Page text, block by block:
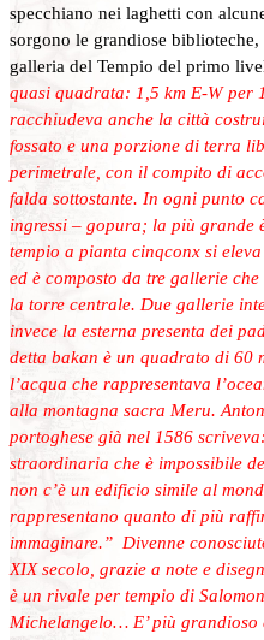
specchiano nei laghetti con
sorgono le grandiose
galleria del Tempio del primo
quasi quadrata: 1,5 km E-W per
racchiudeva anche la città
fossato e una porzione di terra
perimetrale, con il compito di
falda sottostante. In ogni punto
ingressi – gopura; la più grande
tempio a pianta cinqconx si
ed è composto da tre gallerie
la torre centrale. Due gallerie
invece la esterna presenta dei
detta bakan è un quadrato di 60
l’acqua che rappresentava
alla montagna sacra Meru.
portoghese già nel 1586
straordinaria che è impossibile
non c’è un edificio simile al
rappresentano quanto di più
immaginare.” Divenne
XIX secolo, grazie a note e
è un rivale per tempio di
Michelangelo… E’ più